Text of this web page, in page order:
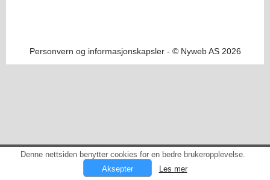
Personvern og informasjonskapsler- © Nyweb AS 2026
Denne nettsiden benytter cookies for en bedre brukeropplevelse.
Les mer